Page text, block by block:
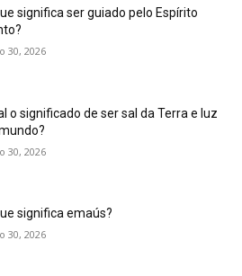
significa ser guiado pelo Espírito
30, 2026
o significado de ser sal da Terra e luz
30, 2026
significa emaús?
30, 2026